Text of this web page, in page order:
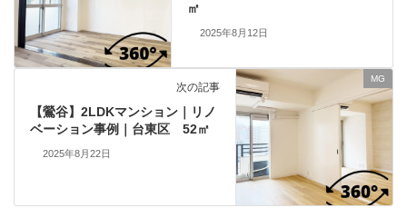
㎡
2025年8月12日
MG
次の記事
【鶯谷】2LDKマンション｜リノ
ベーション事例｜台東区 52㎡
2025年8月22日